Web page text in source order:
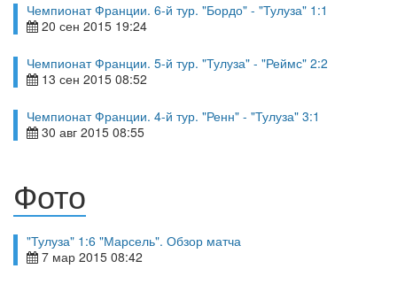
Чемпионат Франции. 6-й тур. "Бордо" - "Тулуза" 1:1
20 сен 2015 19:24
Чемпионат Франции. 5-й тур. "Тулуза" - "Реймс" 2:2
13 сен 2015 08:52
Чемпионат Франции. 4-й тур. "Ренн" - "Тулуза" 3:1
30 авг 2015 08:55
Фото
"Тулуза" 1:6 "Марсель". Обзор матча
7 мар 2015 08:42